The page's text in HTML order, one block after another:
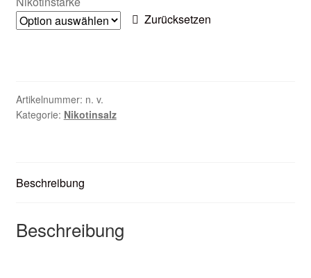
Nikotintabelle
Zurücksetzen
Artikelnummer: n. v.
Kategorie: Nikotinsalz
Beschreibung
Beschreibung